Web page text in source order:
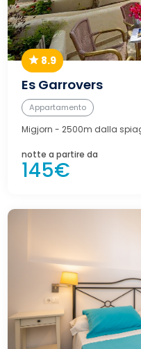
8.9
Es Garrovers
Appartamento
Migjorn - 2500m dalla
notte a partire da
145€